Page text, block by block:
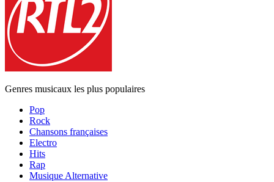
Genres musicaux les plus populaires
Pop
Rock
Chansons françaises
Electro
Hits
Rap
Musique Alternative